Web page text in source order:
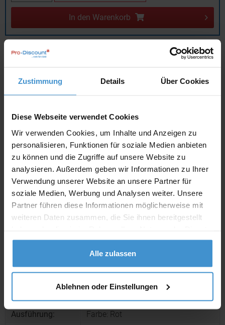
Zustimmung Details Über Cookies
Diese Webseite verwendet Cookies
Wir verwenden Cookies, um Inhalte und Anzeigen zu
personalisieren, Funktionen für soziale Medien anbieten
zu können und die Zugriffe auf unsere Website zu
analysieren. Außerdem geben wir Informationen zu Ihrer
Verwendung unserer Website an unsere Partner für
soziale Medien, Werbung und Analysen weiter. Unsere
Partner führen diese Informationen möglicherweise mit
weiteren Daten zusammen, die Sie ihnen bereitgestellt
gesammelt haben.
Alle zulassen
Ablehnen oder Einstellungen
In den Warenkorb
Individuelle Anfrage
Artikel mit Werbeanbringung: ca. 10 Werktage
Muster mit Ihrer
Werbeanbringung zur Freigabe
der Produktion:
ca. 10 Werktage
Artikel ohne Werbeanbringung:
Muster: ca. 3 - 5 Werktage
Produktinformationen zu diesem Werbeartikel
Artikelnummer:
CPO10210404
Artikelname:
Gerlos Schlüsselkette mit Rollerclip
Ausführung:
Farbe: Rot